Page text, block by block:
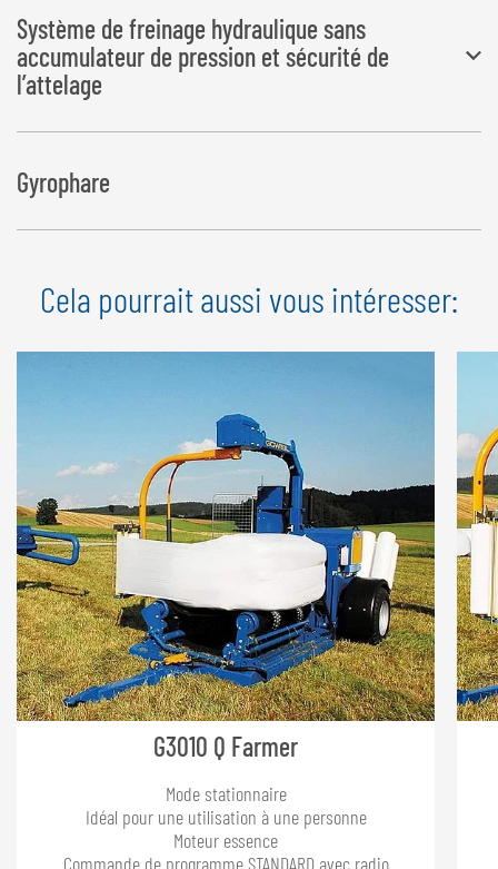
SANS réception UE par type
Système de freinage hydraulique sans
accumulateur de pression et sécurité de
l’attelage
SANS réception UE par type
Gyrophare
Cela pourrait aussi vous intéresser:
G3010 Q Farmer
Mode stationnaire
Idéal pour une utilisation à une personne
Moteur essence
Commande de programme STANDARD avec radio